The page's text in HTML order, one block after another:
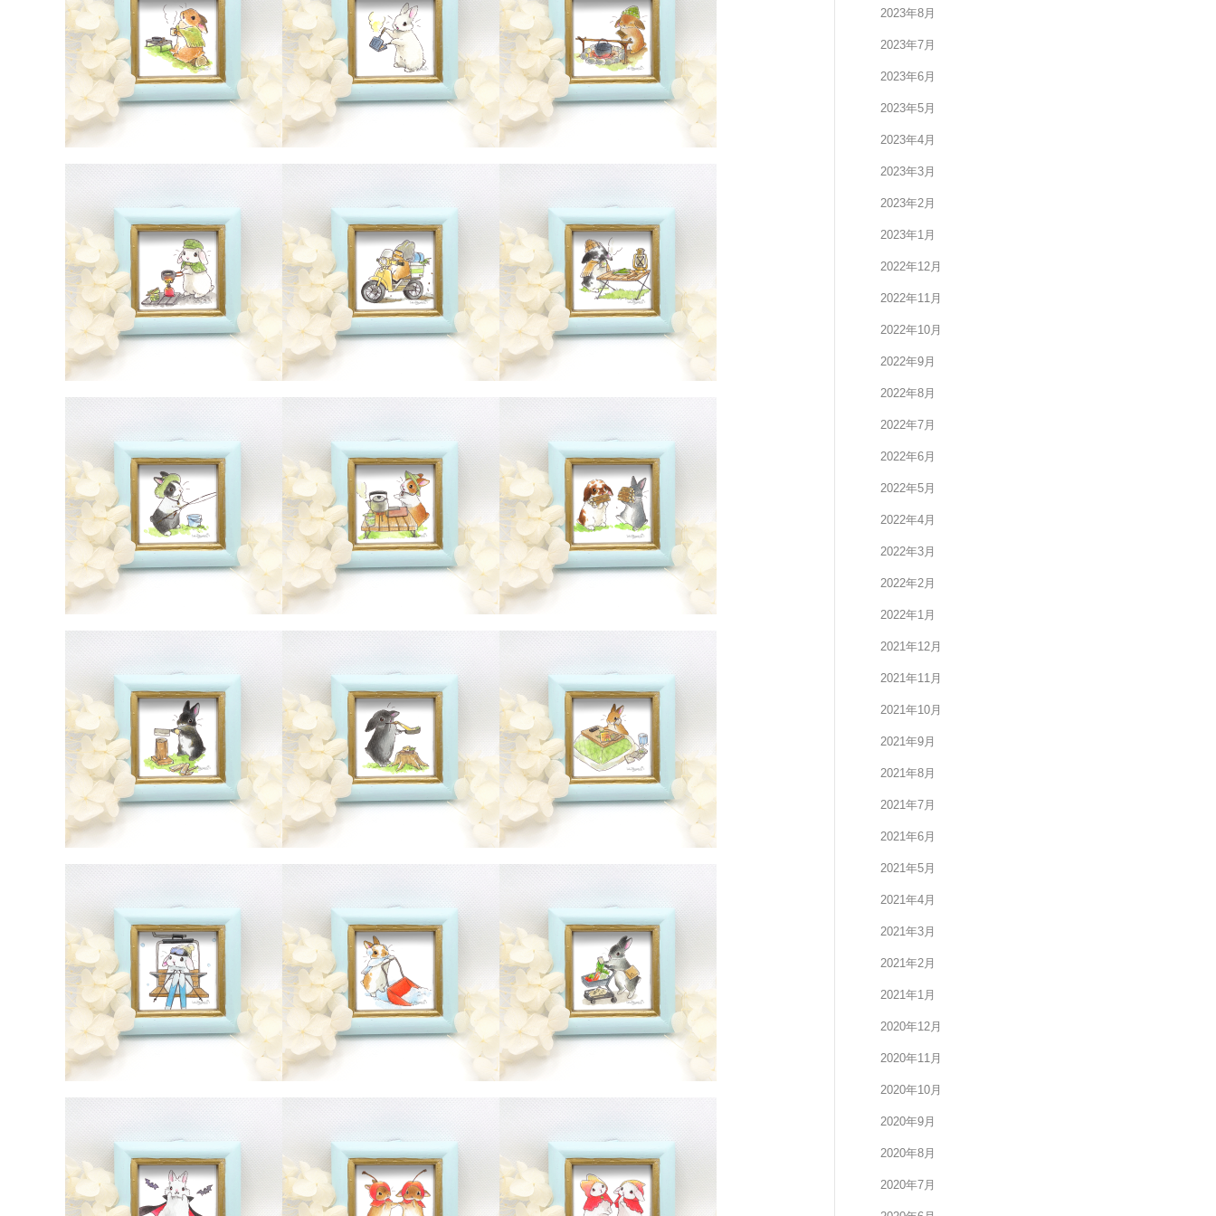
2023年8月
2023年7月
2023年6月
2023年5月
2023年4月
2023年3月
2023年2月
2023年1月
2022年12月
2022年11月
2022年10月
2022年9月
2022年8月
2022年7月
2022年6月
2022年5月
2022年4月
2022年3月
2022年2月
2022年1月
2021年12月
2021年11月
2021年10月
2021年9月
2021年8月
2021年7月
2021年6月
2021年5月
2021年4月
2021年3月
2021年2月
2021年1月
2020年12月
2020年11月
2020年10月
2020年9月
2020年8月
2020年7月